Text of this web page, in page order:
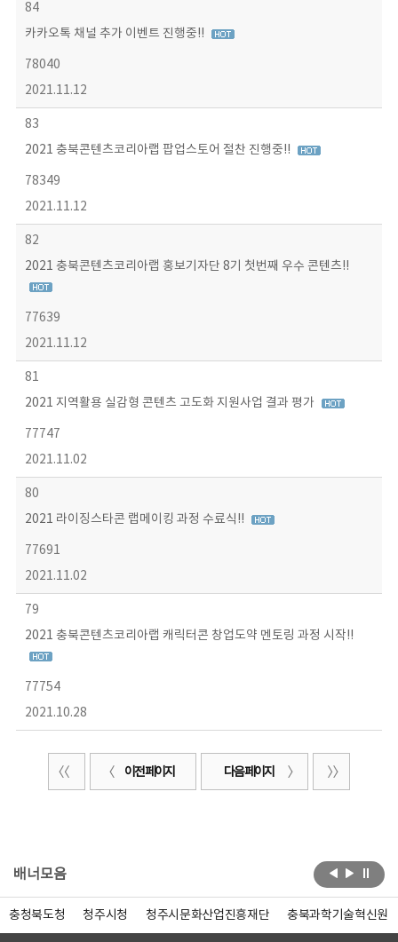
84
카카오톡 채널 추가 이벤트 진행중!!
78040
2021.11.12
83
2021 충북콘텐츠코리아랩 팝업스토어 절찬 진행중!!
78349
2021.11.12
82
2021 충북콘텐츠코리아랩 홍보기자단 8기 첫번째 우수 콘텐츠!!
77639
2021.11.12
81
2021 지역활용 실감형 콘텐츠 고도화 지원사업 결과 평가
77747
2021.11.02
80
2021 라이징스타콘 랩메이킹 과정 수료식!!
77691
2021.11.02
79
2021 충북콘텐츠코리아랩 캐릭터콘 창업도약 멘토링 과정 시작!!
77754
2021.10.28
이전 페이지 다음 페이지
배너모음
충청북도청 청주시청 청주시문화산업진흥재단 충북과학기술혁신원